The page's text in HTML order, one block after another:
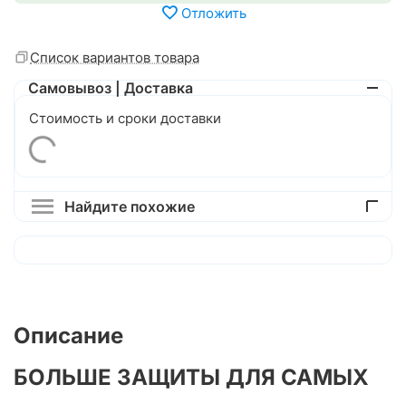
Отложить
Список вариантов товара
Самовывоз | Доставка
Стоимость и сроки доставки
Найдите похожие
Описание
БОЛЬШЕ ЗАЩИТЫ ДЛЯ САМЫХ